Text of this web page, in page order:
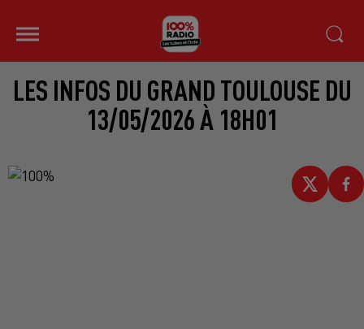
LES INFOS DU GRAND TOULOUSE DU
13/05/2026 À 18H01